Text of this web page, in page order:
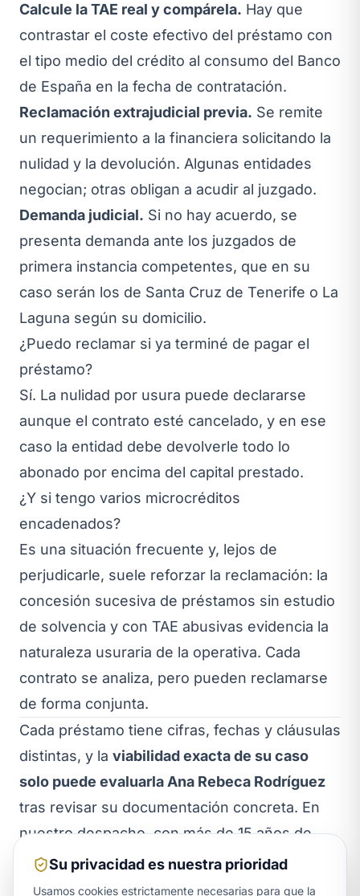
Calcule la TAE real y compárela. Hay que
contrastar el coste efectivo del préstamo con
el tipo medio del crédito al consumo del Banco
de España en la fecha de contratación.
Reclamación extrajudicial previa. Se remite
un requerimiento a la financiera solicitando la
nulidad y la devolución. Algunas entidades
negocian; otras obligan a acudir al juzgado.
Demanda judicial. Si no hay acuerdo, se
presenta demanda ante los juzgados de
primera instancia competentes, que en su
caso serán los de Santa Cruz de Tenerife o La
Laguna según su domicilio.
¿Puedo reclamar si ya terminé de pagar el
préstamo?
Sí. La nulidad por usura puede declararse
aunque el contrato esté cancelado, y en ese
caso la entidad debe devolverle todo lo
abonado por encima del capital prestado.
¿Y si tengo varios microcréditos
encadenados?
Es una situación frecuente y, lejos de
perjudicarle, suele reforzar la reclamación: la
concesión sucesiva de préstamos sin estudio
de solvencia y con TAE abusivas evidencia la
naturaleza usuraria de la operativa. Cada
contrato se analiza, pero pueden reclamarse
de forma conjunta.
Cada préstamo tiene cifras, fechas y cláusulas
distintas, y la viabilidad exacta de su caso
solo puede evaluarla Ana Rebeca Rodríguez
tras revisar su documentación concreta. En
nuestro despacho, con más de 15 años de
experiencia en derecho bancario y oficinas en
La Laguna e Icod de los Vinos, analizamos sus
Su privacidad es nuestra prioridad
Usamos cookies estrictamente necesarias para que la